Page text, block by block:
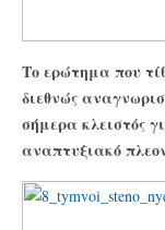
Το ερώτημα που
διεθνώς
σήμερα κλειστός
αναπτυξιακό